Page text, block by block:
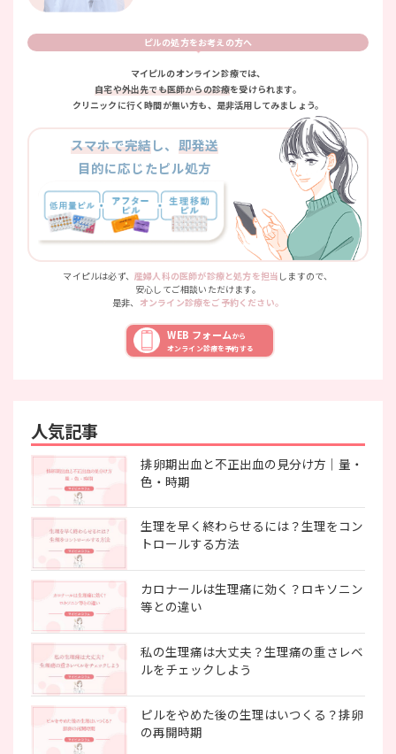
人気記事
排卵期出血と不正出血の見分け方｜量・
色・時期
生理を早く終わらせるには？生理をコン
トロールする方法
カロナールは生理痛に効く？ロキソニン
等との違い
私の生理痛は大丈夫？生理痛の重さレベ
ルをチェックしよう
ピルをやめた後の生理はいつくる？排卵
の再開時期
ピルの処方をお考えの方へ
マイピルのオンライン診療では、
自宅や外出先でも医師からの診療を受けられます。
クリニックに行く時間が無い方も、是非活用してみましょう。
スマホで完結し、 即発送
目的に応じたピル処方
マイピルは必ず、産婦人科の医師が診療と処方を担当 しますので、
安心してご相談いただけます。
是非、 オンライン診療をご予約ください。
WEB フォームから
オンライン診療を予約する